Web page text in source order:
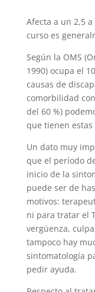
Afecta a un 2,5
curso es
Según la OMS
1990) ocupa el
causas de
comorbilidad
del 60 %)
que tienen estas
Un dato muy
que el período
inicio de la
puede ser de
motivos:
ni para tratar el
vergüenza,
tampoco hay
sintomatología
pedir ayuda.